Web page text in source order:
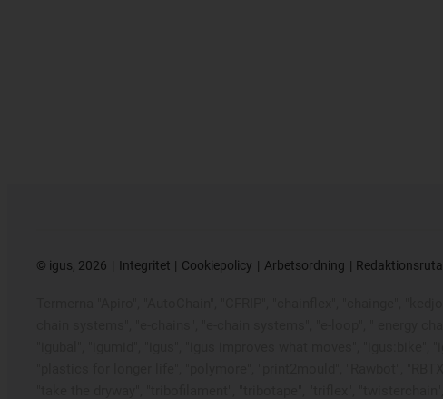
© igus, 2026 Integritet Cookiepolicy Arbetsordning Redaktionsruta